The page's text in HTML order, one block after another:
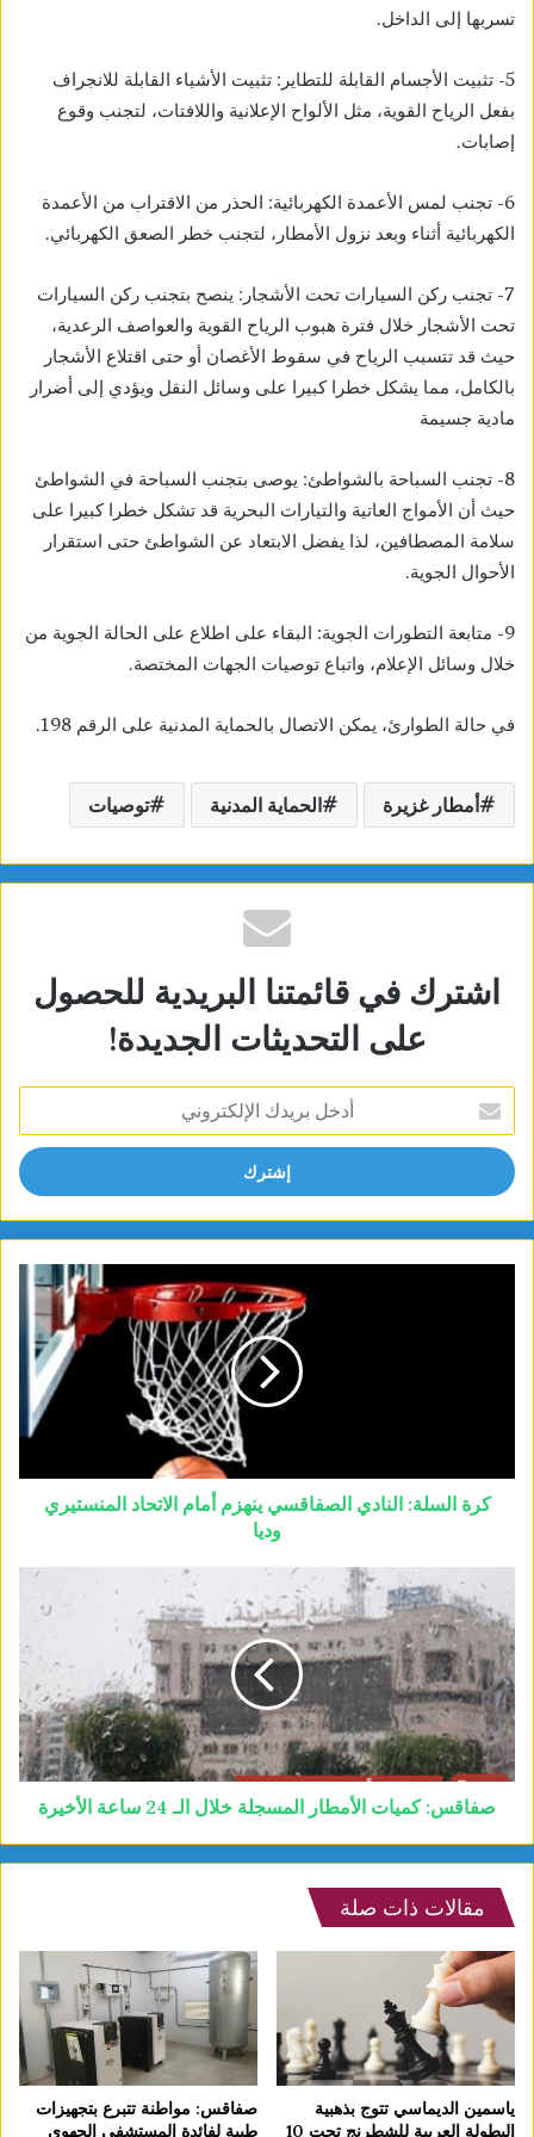
تسربها إلى الداخل.
5- تثبيت الأجسام القابلة للتطاير: تثبيت الأشياء القابلة للانجراف
بفعل الرياح القوية، مثل الألواح الإعلانية واللافتات، لتجنب وقوع
إصابات.
6- تجنب لمس الأعمدة الكهربائية: الحذر من الاقتراب من الأعمدة
الكهربائية أثناء وبعد نزول الأمطار، لتجنب خطر الصعق الكهربائي.
7- تجنب ركن السيارات تحت الأشجار: ينصح بتجنب ركن السيارات
تحت الأشجار خلال فترة هبوب الرياح القوية والعواصف الرعدية،
حيث قد تتسبب الرياح في سقوط الأغصان أو حتى اقتلاع الأشجار
بالكامل، مما يشكل خطرا كبيرا على وسائل النقل ويؤدي إلى أضرار
مادية جسيمة
8- تجنب السباحة بالشواطئ: يوصى بتجنب السباحة في الشواطئ
حيث أن الأمواج العاتية والتيارات البحرية قد تشكل خطرا كبيرا على
سلامة المصطافين، لذا يفضل الابتعاد عن الشواطئ حتى استقرار
الأحوال الجوية.
9- متابعة التطورات الجوية: البقاء على اطلاع على الحالة الجوية من
خلال وسائل الإعلام، واتباع توصيات الجهات المختصة.
في حالة الطوارئ، يمكن الاتصال بالحماية المدنية على الرقم 198.
أمطار غزيرة الحماية المدنية توصيات
اشترك في قائمتنا البريدية للحصول
على التحديثات الجديدة!
بريدك
الإلكتروني
كرة السلة: النادي الصفاقسي ينهزم أمام الاتحاد المنستيري
وديا
صفاقس: كميات الأمطار المسجلة خلال الـ 24 ساعة الأخيرة
مقالات ذات صلة
ياسمين الديماسي تتوج بذهبية
البطولة العربية للشطرنج تحت 10
صفاقس: مواطنة تتبرع بتجهيزات
طبية لفائدة المستشفى الجهوي